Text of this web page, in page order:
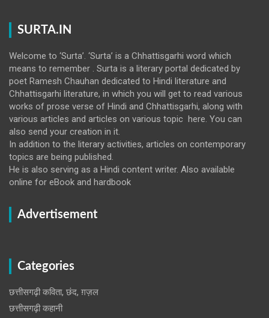
SURTA.IN
Welcome to ‘Surta’. ‘Surta’ is a Chhattisgarhi word which
means to remember . Surta is a literary portal dedicated by
poet Ramesh Chauhan dedicated to Hindi literature and
Chhattisgarhi literature, in which you will get to read various
works of prose verse of Hindi and Chhattisgarhi, along with
various articles and articles on various topic here. You can
also send your creation in it.
In addition to the literary activities, articles on contemporary
topics are being published.
He is also serving as a Hindi content writer. Also available
online for eBook and hardbook
Advertisement
Categories
छत्तीसगढ़ी कविता, छंद, ग़ज़ल
छत्तीसगढ़ी कहानी